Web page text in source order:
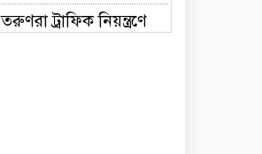
তরুণরা ট্রাফিক নিয়ন্ত্রণে
নামুক আবার